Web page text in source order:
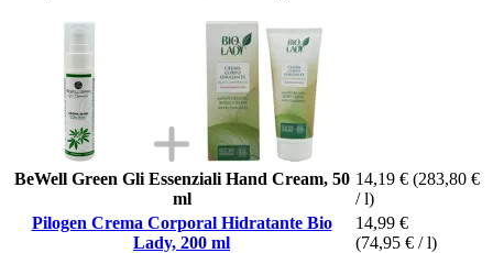
BeWell Green Gli Essenziali Hand Cream, 50
ml
14,19 € (283,80 €
/ l)
Pilogen Crema Corporal Hidratante Bio
Lady, 200 ml
14,99 €
(74,95 € / l)